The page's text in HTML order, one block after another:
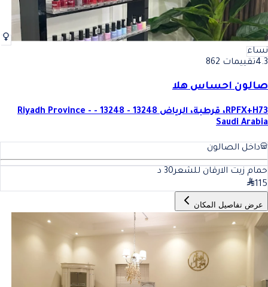
نساء
4.3تقييمات 862
صالون احساس هلا
RPFX+H73، قرطبة، الرياض 13248 - 13248 - Riyadh Province -
Saudi Arabia
داخل الصالون
حمام زيت الارقان للشعر30 د
115
عرض تفاصيل المكان